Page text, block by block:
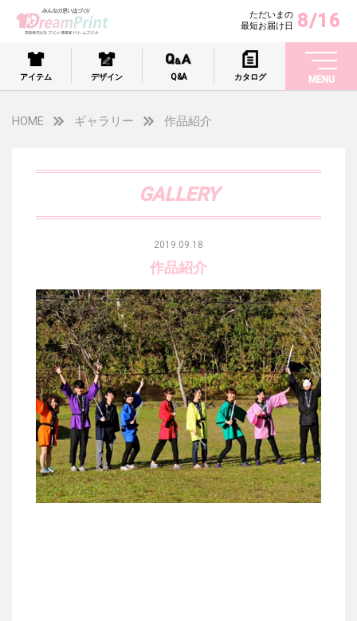
ただいまの
最短お届け日
8/16
アイテム デザイン Q&A カタログ MENU
HOME ギャラリー 作品紹介
GALLERY
2019.09.18
作品紹介